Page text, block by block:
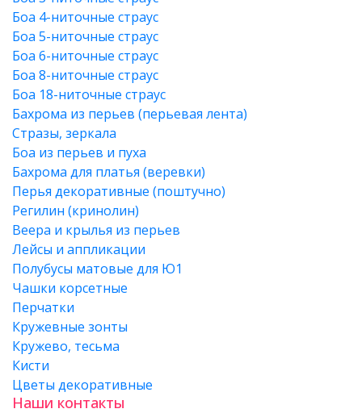
Боа 4-ниточные страус
Боа 5-ниточные страус
Боа 6-ниточные страус
Боа 8-ниточные страус
Боа 18-ниточные страус
Бахрома из перьев (перьевая лента)
Стразы, зеркала
Боа из перьев и пуха
Бахрома для платья (веревки)
Перья декоративные (поштучно)
Регилин (кринолин)
Веера и крылья из перьев
Лейсы и аппликации
Полубусы матовые для Ю1
Чашки корсетные
Перчатки
Кружевные зонты
Кружево, тесьма
Кисти
Цветы декоративные
Наши контакты